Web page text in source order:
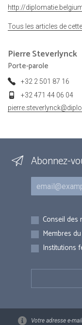
http://
Tous les articles de
PierreSteverlynck
Porte-parole
+32 2 501 87 16
+32 471 44 06 04
Abonnez-
Courriel
Inscriptions
Conseil des
Membres
Institutions
Votre adresse e-